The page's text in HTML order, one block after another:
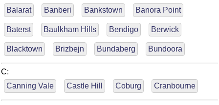
Balarat
Banberi Bankstown Banora Point
Baterst Baulkham Hills Bendigo Berwick
Blacktown Brizbejn Bundaberg Bundoora
C:
Canning Vale
Castle Hill Coburg Cranbourne